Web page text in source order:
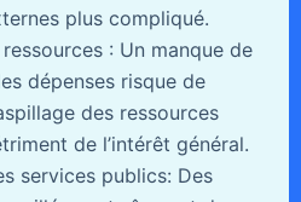
plus compliqué.
: Un manque de
dépenses risque de
des ressources
de l’intérêt général.
services publics: Des